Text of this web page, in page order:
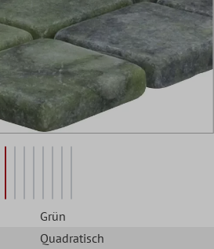
Grün
Quadratisch